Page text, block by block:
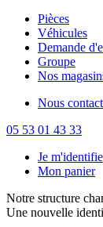
Pièces
Véhicules
Demande
Groupe
Nos
Nous
05 53 01 43 33
Je m'identifie
Mon panier
Notre structure
Une nouvelle